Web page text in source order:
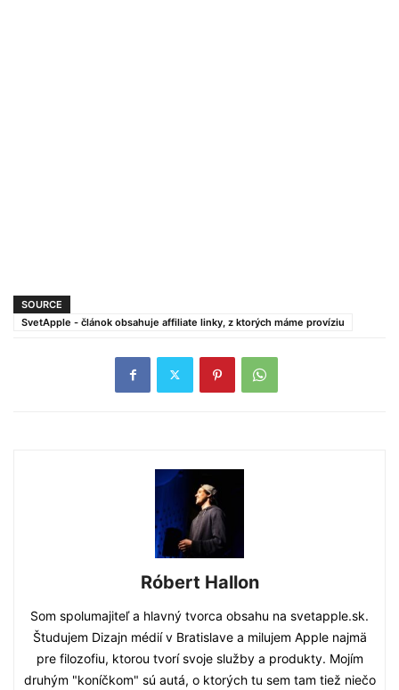
SOURCE
SvetApple - článok obsahuje affiliate linky, z ktorých máme províziu
Róbert Hallon
Som spolumajiteľ a hlavný tvorca obsahu na svetapple.sk.
Študujem Dizajn médií v Bratislave a milujem Apple najmä
pre filozofiu, ktorou tvorí svoje služby a produkty. Mojím
druhým "koníčkom" sú autá, o ktorých tu sem tam tiež niečo